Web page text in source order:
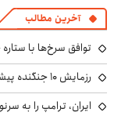
آخرین مطالب
توافق سرخ‌ها با
رزمایش ۱۰ جنگنده پیشرفته روسیه بر فراز اروپای مرکزی با مهمات واقعی
ایران، ترامپ را به سرنوشت ۴۵ سال پیش کارتر